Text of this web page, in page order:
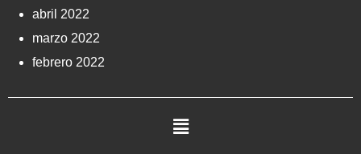
abril 2022
marzo 2022
febrero 2022